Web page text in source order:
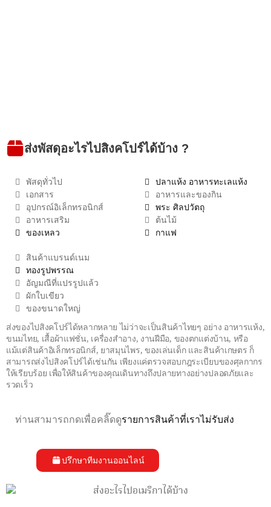
ส่งพัสดุอะไรไปสิงคโปร์ได้บ้าง ?
พัสดุทั่วไป
เอกสาร
อุปกรณ์อิเล็กทรอนิกส์
อาหารเสริม
ของเหลว
ปลาแห้ง อาหารทะเลแห้ง
อาหารและของกิน
พระ ศิลปวัตถุ
ต้นไม้
กาแฟ
สินค้าแบรนด์เนม
ทองรูปพรรณ
อัญมณีที่แปรรูปแล้ว
ผักใบเขียว
ของขนาดใหญ่
ส่งของไปสิงคโปร์ได้หลากหลาย ไม่ว่าจะเป็นสินค้าไทยๆ อย่าง อาหารแห้ง,
ขนมไทย, เสื้อผ้าแฟชั่น, เครื่องสำอาง, งานฝีมือ, ของตกแต่งบ้าน, หรือ
แม้แต่สินค้าอิเล็กทรอนิกส์, ยาสมุนไพร, ของเล่นเด็ก และสินค้าเกษตร ก็
สามารถส่งไปสิงคโปร์ได้เช่นกัน เพียงแค่ตรวจสอบกฎระเบียบของศุลกากร
ให้เรียบร้อย เพื่อให้สินค้าของคุณเดินทางถึงปลายทางอย่างปลอดภัยและ
รวดเร็ว
ท่านสามารถกดเพื่อคลิ๊ดดูรายการสินค้าที่เราไม่รับส่ง
ปรึกษาทีมงานออนไลน์